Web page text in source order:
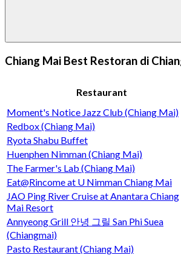
Chiang Mai Best Restoran di
Restaurant
Moment's Notice Jazz Club (Chiang Mai)
Redbox (Chiang Mai)
Ryota Shabu Buffet
Huenphen Nimman (Chiang Mai)
The Farmer's Lab (Chiang Mai)
Eat@Rincome at U Nimman Chiang Mai
JAO Ping River Cruise at Anantara Chiang
Mai Resort
Annyeong Grill 안녕 그릴 San Phi Suea
(Chiangmai)
Pasto Restaurant (Chiang Mai)